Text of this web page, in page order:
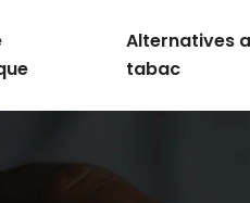
Alternatives
tabac